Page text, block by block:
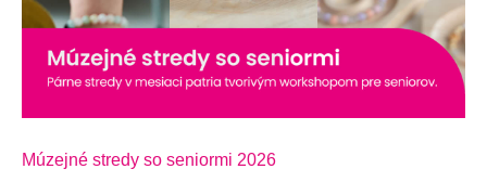
Múzejné stredy so seniormi 2026